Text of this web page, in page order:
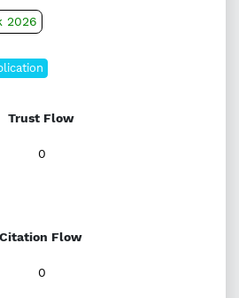
2026
Trust Flow
0
Citation Flow
0